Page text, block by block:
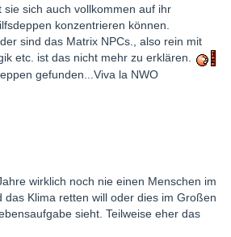
irre!!!
sich auch vollkommen auf ihr
konzentrieren können.
sind das Matrix NPCs., also rein mit
etc. ist das nicht mehr zu erklären.
gefunden...Viva la NWO
wirklich noch nie einen Menschen im
das Klima retten will oder dies im Großen
sieht. Teilweise eher das